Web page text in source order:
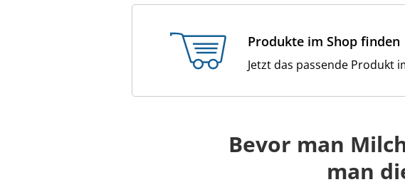
Produkte im Shop finden
Jetzt das passende Produkt
Bevor man
man